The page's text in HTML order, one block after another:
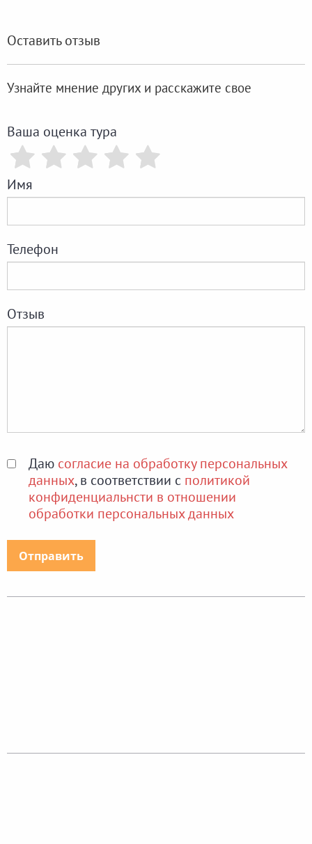
Оставить отзыв
Узнайте мнение других и расскажите свое
Ваша оценка тура
Имя
Телефон
Отзыв
Даю согласие на обработку персональных
данных, в соответствии с политикой
конфиденциальнсти в отношении
обработки персональных данных